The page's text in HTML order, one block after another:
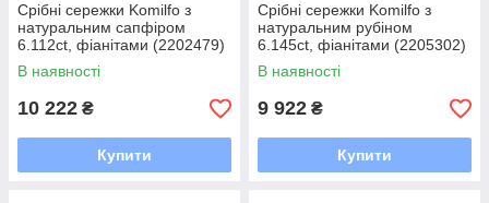
Срібні сережки Komilfo з
натуральним сапфіром
6.112ct, фіанітами (2202479)
В наявності
10 222 ₴
Купити
Срібні сережки Komilfo з
натуральним рубіном
6.145ct, фіанітами (2205302)
В наявності
9 922 ₴
Купити